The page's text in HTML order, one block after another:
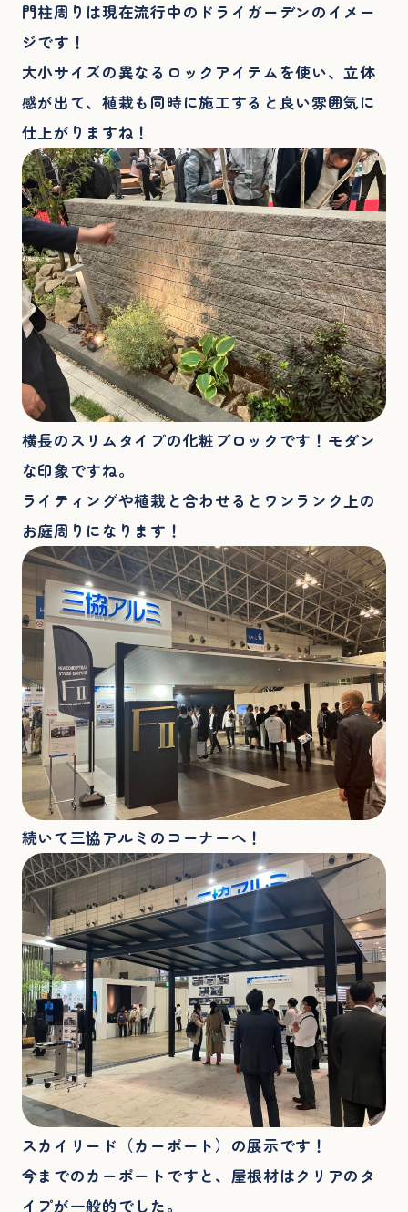
門柱周りは現在流行中のドライガーデンのイメー
ジです！
大小サイズの異なるロックアイテムを使い、立体
感が出て、植栽も同時に施工すると良い雰囲気に
仕上がりますね！
横長のスリムタイプの化粧ブロックです！モダン
な印象ですね。
ライティングや植栽と合わせるとワンランク上の
お庭周りになります！
続いて三協アルミのコーナーへ！
スカイリード（カーポート）の展示です！
今までのカーポートですと、屋根材はクリアのタ
イプが一般的でした。